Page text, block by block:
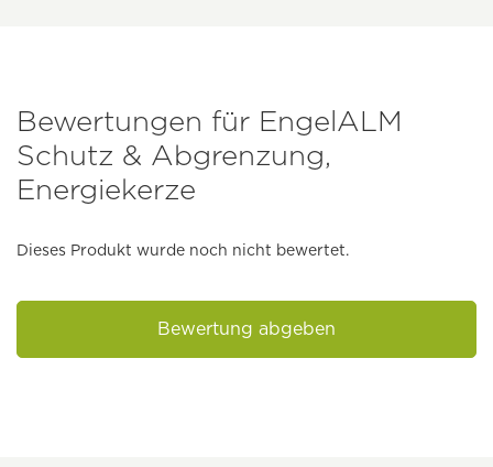
Bewertungen für EngelALM
Schutz & Abgrenzung,
Energiekerze
Dieses Produkt wurde noch nicht bewertet.
Bewertung abgeben